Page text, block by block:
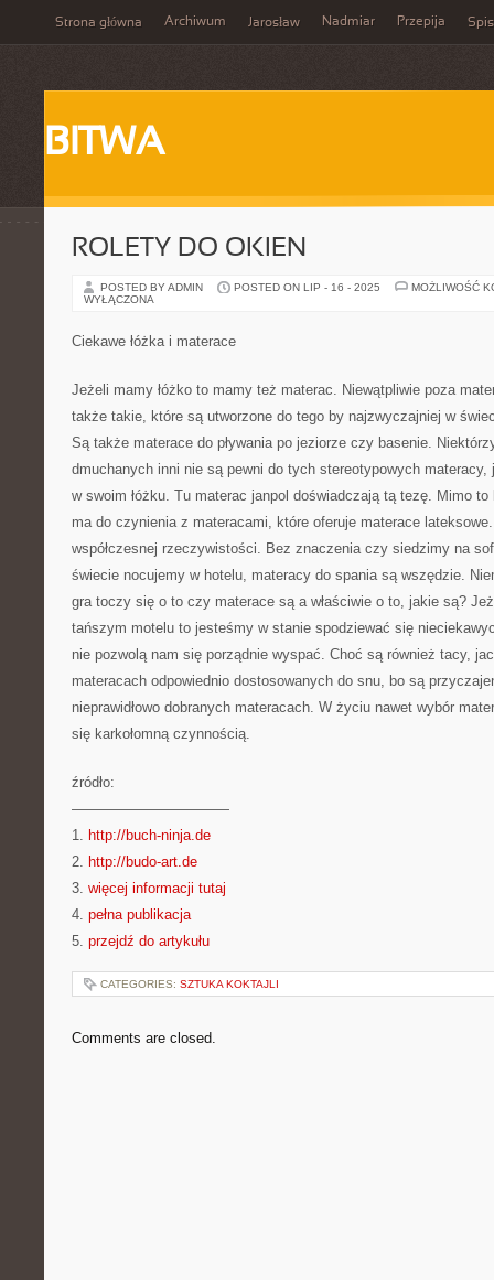
Strona główna Archiwum Jarosław Nadmiar Przepija
BITWA
ROLETY DO OKIEN
POSTED BY ADMIN POSTED ON LIP - 16 - 2025
MOŻLIWOŚĆ
WYŁĄCZONA
Ciekawe łóżka i materace
Jeżeli mamy łóżko to mamy też materac. Niewątpliwie poza
także takie, które są utworzone do tego by najzwyczajniej w
Są także materace do pływania po jeziorze czy basenie.
dmuchanych inni nie są pewni do tych stereotypowych
w swoim łóżku. Tu materac janpol doświadczają tą tezę. Mimo
ma do czynienia z materacami, które oferuje materace
współczesnej rzeczywistości. Bez znaczenia czy siedzimy na
świecie nocujemy w hotelu, materacy do spania są wszędzie.
gra toczy się o to czy materace są a właściwie o to, jakie są?
tańszym motelu to jesteśmy w stanie spodziewać się
nie pozwolą nam się porządnie wyspać. Choć są również tacy,
materacach odpowiednio dostosowanych do snu, bo są
nieprawidłowo dobranych materacach. W życiu nawet wybór
się karkołomną czynnością.
źródło:
———————————
1. http://buch-ninja.de
2. http://budo-art.de
3. więcej informacji tutaj
4. pełna publikacja
5. przejdź do artykułu
CATEGORIES: SZTUKA KOKTAJLI
Comments are closed.